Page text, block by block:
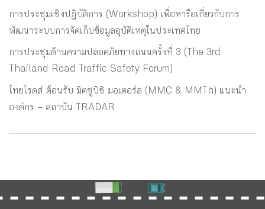
การประชุมเชิงปฏิบัติการ (Workshop) เพื่อหารือเกี่ยวกับการ
พัฒนาระบบการจัดเก็บข้อมูลอุบัติเหตุในประเทศไทย
การประชุมด้านความปลอดภัยทางถนนครั้งที่ 3 (The 3rd
Thailand Road Traffic Safety Forum)
ไทยโรดส์ ต้อนรับ มิตซูบิชิ มอเตอร์ส (MMC & MMTh) แนะนำ
องค์กร – สถาบัน TRADAR